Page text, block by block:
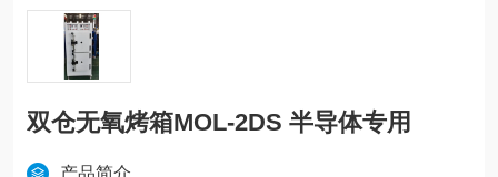
双仓无氧烤箱MOL-2DS 半导体专用
产品简介